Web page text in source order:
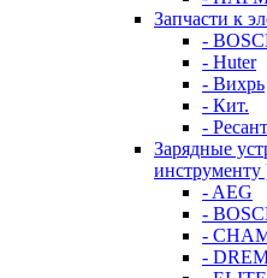
Запчасти к
-
- Huter
- Вихрь
- Кит.
-
Зарядные
инструменту
- AEG
-
-
-